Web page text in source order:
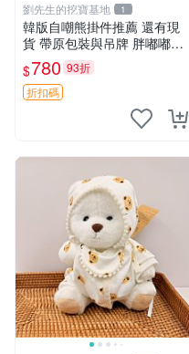
劉先生的挖寶基地 1
韓版自嘲熊掛件推薦 還有現
貨 帶原包裝與吊牌 胖嘟嘟超
可愛 毛絨手感佳 小熊掛件 自
嘲抱枕 小熊抱枕
$780 93折
折扣碼